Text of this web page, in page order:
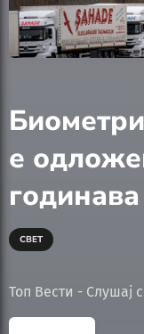
е
годинава
СВЕТ
Топ Вести - Слушај